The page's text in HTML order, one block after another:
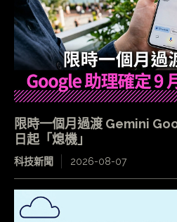
限時一個月過渡 Gemini
日起「熄機」
科技新聞 2026-08-07